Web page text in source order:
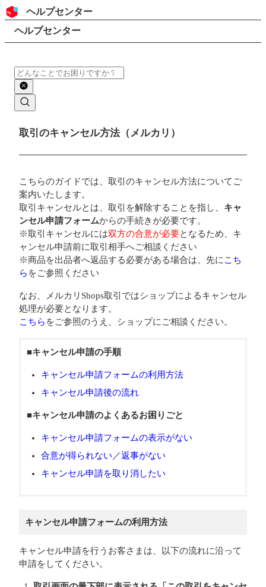
コンテンツにスキップ
ヘッダー
ヘルプセンター
検索
パンくずリスト
ヘルプセンター
検索
メインコンテンツ
取引のキャンセル方法（メルカリ）
こちらのガイドでは、取引のキャンセル方法についてご
案内いたします。
取引キャンセルとは、取引を解除することを指し、 キャ
ンセル申請フォームからの手続きが必要です。
※取引キャンセルには双方の合意が必要となるため、キ
ャンセル申請前に取引相手へご相談ください
※商品を出品者へ返品する必要がある場合は、先に こち
ら をご参照ください
なお、メルカリShops取引ではショップによるキャンセル
処理が必要となります。
こちら をご参照のうえ、ショップにご相談ください。
■キャンセル申請の手順
キャンセル申請フォームの利用方法
キャンセル申請後の流れ
■キャンセル申請のよくあるお困りごと
キャンセル申請フォームの表示がない
合意が得られない／返事がない
キャンセル申請を取り消したい
キャンセル申請フォームの利用方法
キャンセル申請を行うお客さまは、以下の流れに沿って
申請をしてください。